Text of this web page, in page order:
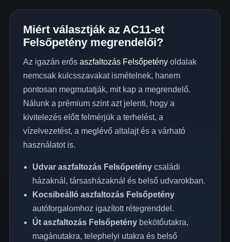
Miért választják az AC11-et
Felsőpetény megrendelői?
Az igazán erős aszfaltozás Felsőpetényoldalak
nemcsak kulcsszavakat ismételnek, hanem
pontosan megmutatják, mit kap a megrendelő.
Nálunk a prémium szint azt jelenti, hogy a
kivitelezés előtt felmérjük a terhelést, a
vízelvezetést, a meglévő altalajt és a várható
használatot is.
Udvar aszfaltozás Felsőpeténycsaládi
házaknál, társasházaknál és belső udvarokban.
Kocsibeálló aszfaltozás Felsőpetény
autóforgalomhoz igazított rétegrenddel.
Út aszfaltozás Felsőpeténybekötőutakra,
magánutakra, telephelyi utakra és belső